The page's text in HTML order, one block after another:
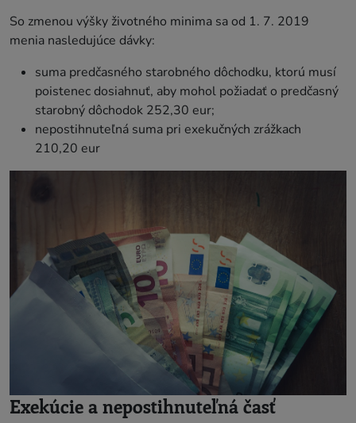
So zmenou výšky životného minima sa od 1. 7. 2019
menia nasledujúce dávky:
suma predčasného starobného dôchodku, ktorú musí
poistenec dosiahnuť, aby mohol požiadať o predčasný
starobný dôchodok 252,30 eur;
nepostihnuteľná suma pri exekučných zrážkach
210,20 eur
Exekúcie a nepostihnuteľná časť